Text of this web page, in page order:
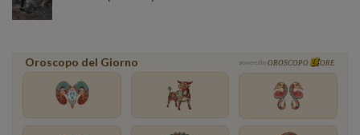
Oroscopo del Giorno powered by OROSCOPO ORE